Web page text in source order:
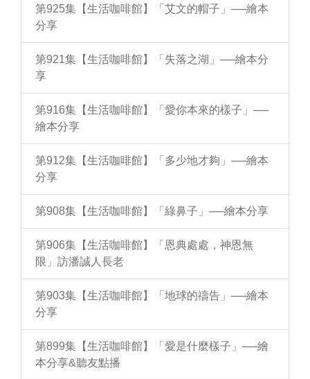
第925集【生活咖啡館】「艾文的帽子」──繪本
分享
第921集【生活咖啡館】「失落之湖」──繪本分
享
第916集【生活咖啡館】「愛你本來的樣子」──
繪本分享
第912集【生活咖啡館】「多少地才夠」──繪本
分享
第908集【生活咖啡館】「綠鼻子」──繪本分享
第906集【生活咖啡館】「恩典處處，神恩無
限」訪潘誠人長老
第903集【生活咖啡館】「地球的禱告」──繪本
分享
第899集【生活咖啡館】「愛是什麼樣子」──繪
本分享&聽友點播